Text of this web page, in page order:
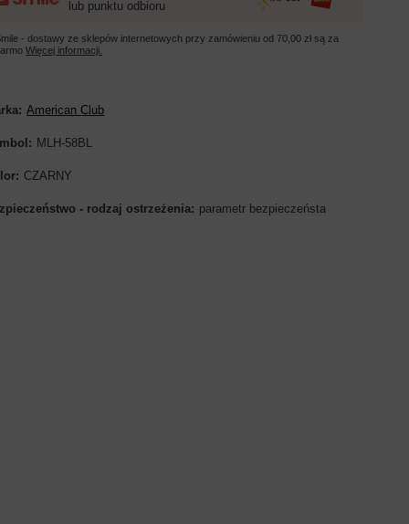
lub punktu odbioru
- dostawy ze sklepów internetowych przy zamówieniu od 70,00 zł są za
Więcej informacji.
American Club
MLH-58BL
CZARNY
- rodzaj ostrzeżenia parametr bezpieczeństa